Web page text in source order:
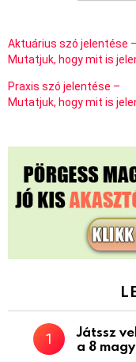
Aktuárius szó jelentése –
Mutatjuk, hogy mit is
Praxis szó jelentése –
Mutatjuk, hogy mit is
Játssz
a 8